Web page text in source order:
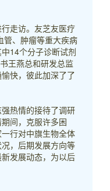
走访。友芝友医疗
管、肿瘤等重大疾病
14个分子诊断试剂
王燕总和研发总监
快，彼此加深了了
热情的接待了调研
间，克服许多困
行对中旗生物全体
，后期发展方向等
发展动态，为以后